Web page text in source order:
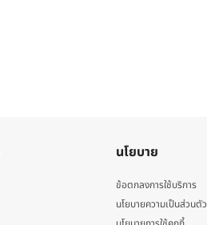
นโยบาย
ข้อตกลงการใช้บริการ
นโยบายความเป็นส่วนตัว